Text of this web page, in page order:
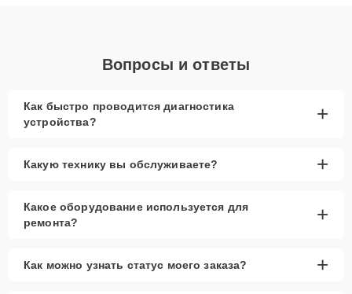
Вопросы и ответы
Как быстро проводится диагностика
устройства?
+
Какую технику вы обслуживаете? +
Какое оборудование используется для
ремонта?
+
Как можно узнать статус моего заказа? +